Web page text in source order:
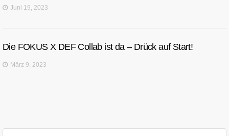
Juni 19, 2023
Die FOKUS X DEF Collab ist da – Drück auf Start!
März 9, 2023